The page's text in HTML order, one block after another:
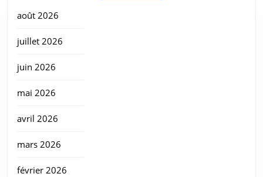
août 2026
juillet 2026
juin 2026
mai 2026
avril 2026
mars 2026
février 2026